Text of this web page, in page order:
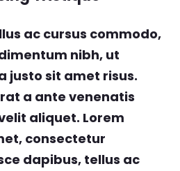
ac cursus commodo,
nibh, ut
justo sit amet risus.
a ante venenatis
aliquet. Lorem
consectetur
dapibus, tellus ac